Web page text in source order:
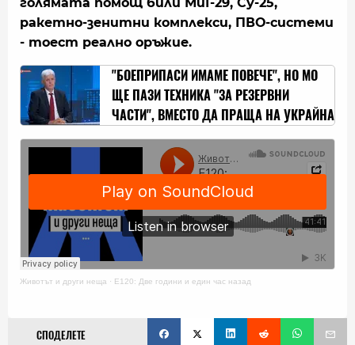
ракетно-зенитни комплекси, ПВО-системи
- тоест реално оръжие.
"БОЕПРИПАСИ ИМАМЕ ПОВЕЧЕ", НО МО
ЩЕ ПАЗИ ТЕХНИКА "ЗА РЕЗЕРВНИ
ЧАСТИ", ВМЕСТО ДА ПРАЩА НА УКРАЙНА
Животът и други неща · E120: Две години и един час назад
СПОДЕЛЕТЕ